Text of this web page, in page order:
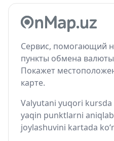
Сервис, помогающий
пункты обмена
Покажет
карте.
Valyutani yuqori
yaqin punktlarni
joylashuvini kartada